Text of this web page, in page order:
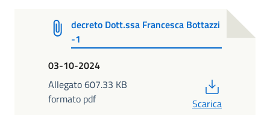
decreto Dott.ssa Francesca Bottazzi
-1
03-10-2024
Allegato 607.33 KB
formato pdf
Scarica